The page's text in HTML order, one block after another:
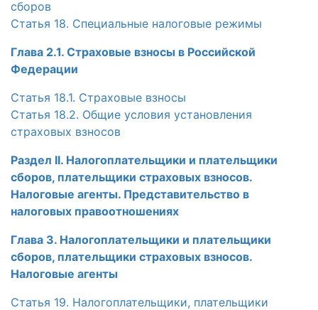
сборов
Статья 18. Специальные налоговые режимы
Глава 2.1. Страховые взносы в Российской
Федерации
Статья 18.1. Страховые взносы
Статья 18.2. Общие условия установления
страховых взносов
Раздел II. Налогоплательщики и плательщики
сборов, плательщики страховых взносов.
Налоговые агенты. Представительство в
налоговых правоотношениях
Глава 3. Налогоплательщики и плательщики
сборов, плательщики страховых взносов.
Налоговые агенты
Статья 19. Налогоплательщики, плательщики